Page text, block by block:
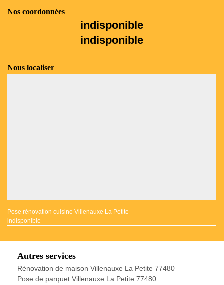
Nos coordonnées
indisponible
indisponible
Nous localiser
Pose rénovation cuisine Villenauxe La Petite
indisponible
Autres services
Rénovation de maison Villenauxe La Petite 77480
Pose de parquet Villenauxe La Petite 77480